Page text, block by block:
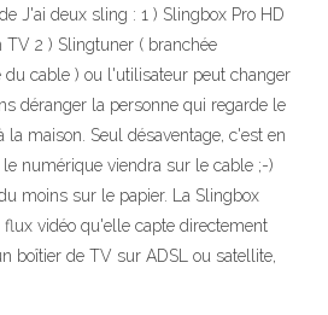
J'ai deux sling : 1 ) Slingbox Pro HD
TV 2 ) Slingtuner ( branchée
cable ) ou l'utilisateur peut changer
déranger la personne qui regarde le
maison. Seul désaventage, c'est en
numérique viendra sur le cable ;-)
moins sur le papier. La Slingbox
vidéo qu'elle capte directement
boîtier de TV sur ADSL ou satellite,